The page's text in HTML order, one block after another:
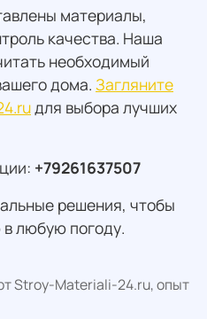
материалы,
качества. Наша
необходимый
дома. Загляните
для выбора лучших
+79261637507
решения, чтобы
любую погоду.
Stroy-Materiali-24.ru, опыт